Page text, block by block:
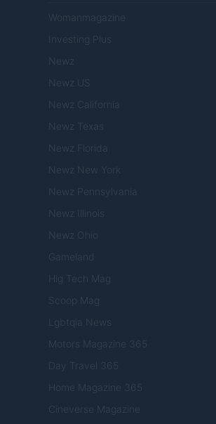
Womanmagazine
Investing Plus
Newz
Newz US
Newz California
Newz Texas
Newz Florida
Newz New York
Newz Pennsylvania
Newz Illinois
Newz Ohio
Gameland
Hig Tech Mag
Scoop Mag
Lgbtqia News
Motors Magazine 365
Day Travel 365
Home Magazine 365
Cineverse Magazine